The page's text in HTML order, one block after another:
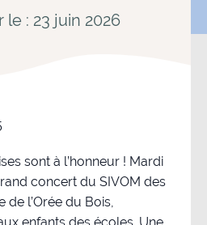
le : 23 juin 2026
sont à l’honneur ! Mardi
concert du SIVOM des
de l’Orée du Bois,